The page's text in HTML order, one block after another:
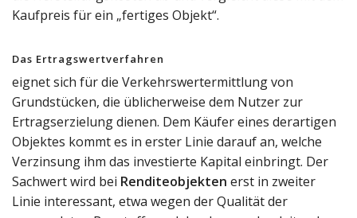
Kaufpreis für ein „fertiges Objekt“.
Das Ertragswertverfahren
eignet sich für die Verkehrswertermittlung von
Grundstücken, die üblicherweise dem Nutzer zur
Ertragserzielung dienen. Dem Käufer eines derartigen
Objektes kommt es in erster Linie darauf an, welche
Verzinsung ihm das investierte Kapital einbringt. Der
Sachwert wird bei Renditeobjekten erst in zweiter
Linie interessant, etwa wegen der Qualität der